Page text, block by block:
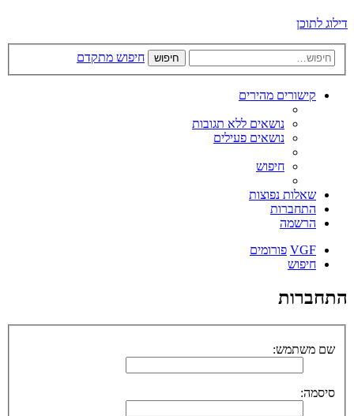
דילוג לתוכן
חיפוש חיפוש מתקדם
קישורים מהירים
נושאים ללא תגובות
נושאים פעילים
חיפוש
שאלות נפוצות
התחברות
הרשמה
VGF פורומים
חיפוש
התחברות
שם משתמש:
סיסמה: